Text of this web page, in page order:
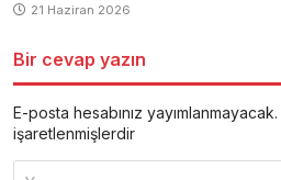
21 Haziran 2026
Bir cevap yazın
E-posta hesabınız yayımlanmayacak.
işaretlenmişlerdir